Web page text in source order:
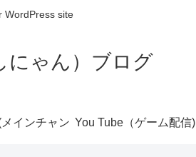
WordPress site
にゃん）ブログ
インチャン You Tube（ゲーム配信)